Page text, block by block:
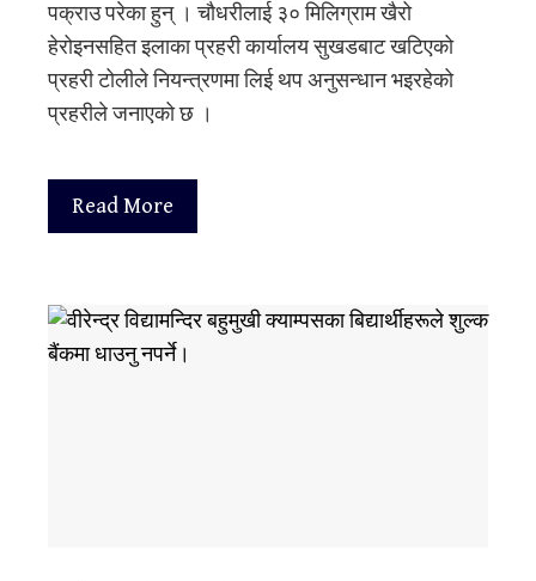
पक्राउ परेका हुन् । चौधरीलाई ३० मिलिग्राम खैरो
हेरोइनसहित इलाका प्रहरी कार्यालय सुखडबाट खटिएको
प्रहरी टोलीले नियन्त्रणमा लिई थप अनुसन्धान भइरहेको
प्रहरीले जनाएको छ ।
Read More